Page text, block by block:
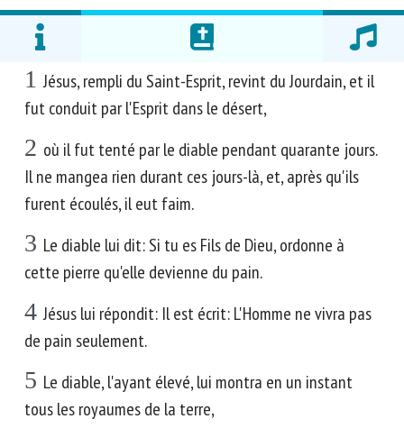
1 Jésus, rempli du Saint-Esprit, revint du Jourdain, et il
fut conduit par l'Esprit dans le désert,
2 où il fut tenté par le diable pendant quarante jours.
Il ne mangea rien durant ces jours-là, et, après qu'ils
furent écoulés, il eut faim.
3 Le diable lui dit: Si tu es Fils de Dieu, ordonne à
cette pierre qu'elle devienne du pain.
4 Jésus lui répondit: Il est écrit: L'Homme ne vivra pas
de pain seulement.
5 Le diable, l'ayant élevé, lui montra en un instant
tous les royaumes de la terre,